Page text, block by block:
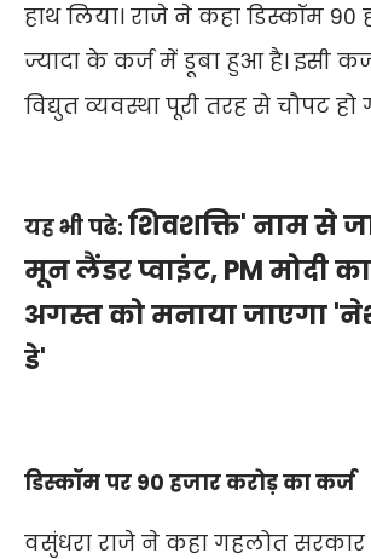
हाथ लिया। राजे ने कहा डिस्कॉम 90
ज्यादा के कर्ज में डूबा हुआ है। इसी
विद्युत व्यवस्था पूरी तरह से चौपट हो
यह भी पढे: शिवशक्ति' नाम से
मून लैंडर प्वाइंट, PM मोदी
अगस्त को मनाया जाएगा
डे'
डिस्कॉम पर 90 हजार करोड़ का कर्ज
वसुंधरा राजे ने कहा गहलोत सरकार